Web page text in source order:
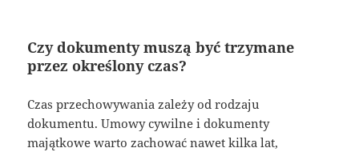
Czy dokumenty muszą być trzymane
przez określony czas?
Czas przechowywania zależy od rodzaju
dokumentu. Umowy cywilne i dokumenty
majątkowe warto zachować nawet kilka lat,